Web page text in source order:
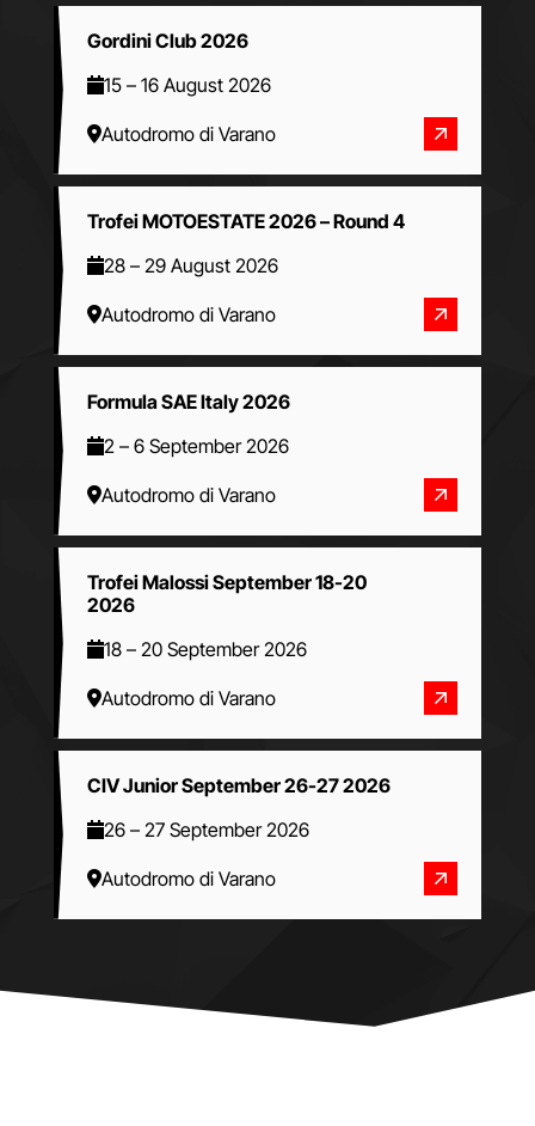
Gordini Club 2026
15– 16 August 2026
Autodromo di Varano
Trofei MOTOESTATE 2026 – Round 4
28– 29 August 2026
Autodromo di Varano
Formula SAE Italy 2026
2 – 6 September 2026
Autodromo di Varano
Trofei Malossi September 18-20
2026
18– 20 September 2026
Autodromo di Varano
CIV Junior September 26-27 2026
26– 27 September 2026
Autodromo di Varano